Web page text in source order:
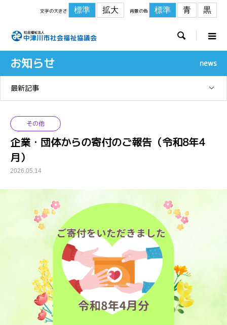
文字の大きさ 標準 拡大 背景の色 標準 青 黒

お知らせ news
最新記事
その他
企業・団体からの寄付のご報告（令和8年4
月）
2026.05.14